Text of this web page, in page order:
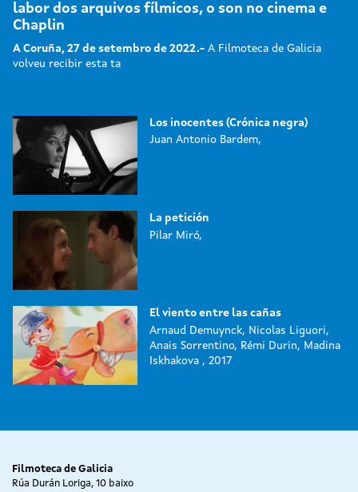
labor dos arquivos fílmicos, o son no cinema e
Chaplin
A Coruña, 27 de setembro de 2022.- A Filmoteca de Galicia
volveu recibir esta ta
Los inocentes (Crónica negra)
Juan Antonio Bardem,
La petición
Pilar Miró,
El viento entre las cañas
Arnaud Demuynck, Nicolas Liguori,
Anais Sorrentino, Rémi Durin, Madina
Iskhakova , 2017
Filmoteca de Galicia
Rúa Durán Loriga, 10 baixo